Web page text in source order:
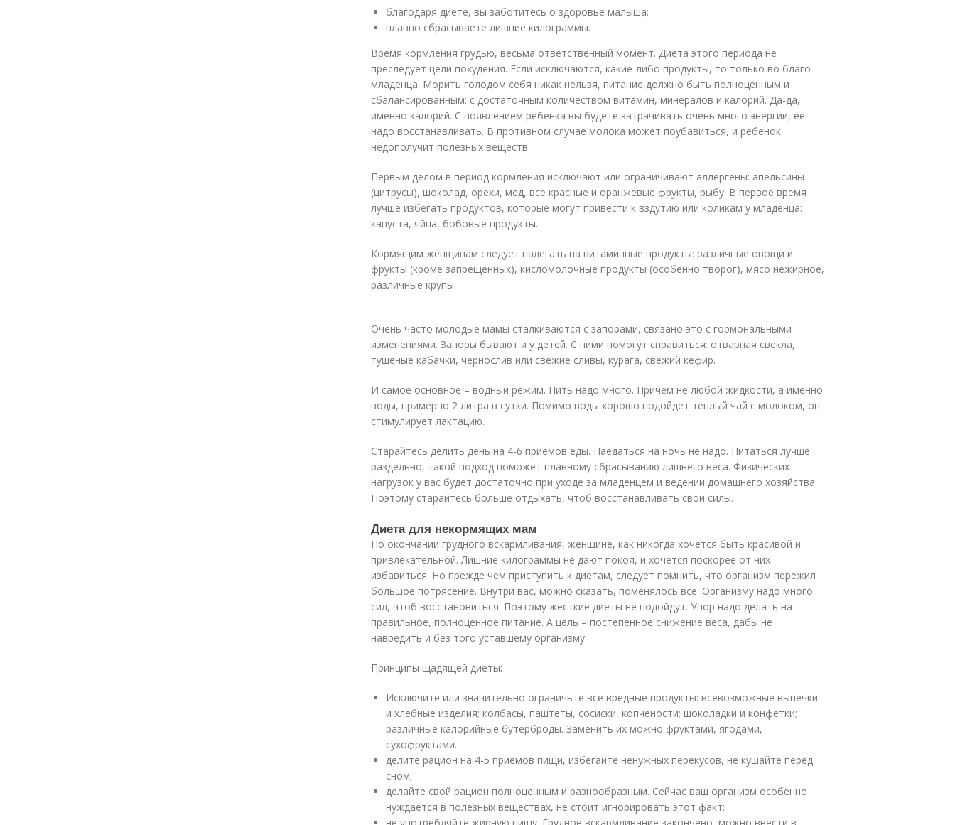
благодаря диете, вы заботитесь о здоровье малыша;
плавно сбрасываете лишние килограммы.
Время кормления грудью, весьма ответственный момент. Диета этого периода не
преследует цели похудения. Если исключаются, какие-либо продукты, то только во благо
младенца. Морить голодом себя никак нельзя, питание должно быть полноценным и
сбалансированным: с достаточным количеством витамин, минералов и калорий. Да-да,
именно калорий. С появлением ребенка вы будете затрачивать очень много энергии, ее
надо восстанавливать. В противном случае молока может поубавиться, и ребенок
недополучит полезных веществ.
Первым делом в период кормления исключают или ограничивают аллергены: апельсины
(цитрусы), шоколад, орехи, мед, все красные и оранжевые фрукты, рыбу. В первое время
лучше избегать продуктов, которые могут привести к вздутию или коликам у младенца:
капуста, яйца, бобовые продукты.
Кормящим женщинам следует налегать на витаминные продукты: различные овощи и
фрукты (кроме запрещенных), кисломолочные продукты (особенно творог), мясо нежирное,
различные крупы.
Очень часто молодые мамы сталкиваются с запорами, связано это с гормональными
изменениями. Запоры бывают и у детей. С ними помогут справиться: отварная свекла,
тушеные кабачки, чернослив или свежие сливы, курага, свежий кефир.
И самое основное – водный режим. Пить надо много. Причем не любой жидкости, а именно
воды, примерно 2 литра в сутки. Помимо воды хорошо подойдет теплый чай с молоком, он
стимулирует лактацию.
Старайтесь делить день на 4-6 приемов еды. Наедаться на ночь не надо. Питаться лучше
раздельно, такой подход поможет плавному сбрасыванию лишнего веса. Физических
нагрузок у вас будет достаточно при уходе за младенцем и ведении домашнего хозяйства.
Поэтому старайтесь больше отдыхать, чтоб восстанавливать свои силы.
Диета для некормящих мам
По окончании грудного вскармливания, женщине, как никогда хочется быть красивой и
привлекательной. Лишние килограммы не дают покоя, и хочется поскорее от них
избавиться. Но прежде чем приступить к диетам, следует помнить, что организм пережил
большое потрясение. Внутри вас, можно сказать, поменялось все. Организму надо много
сил, чтоб восстановиться. Поэтому жесткие диеты не подойдут. Упор надо делать на
правильное, полноценное питание. А цель – постепенное снижение веса, дабы не
навредить и без того уставшему организму.
Принципы щадящей диеты:
Исключите или значительно ограничьте все вредные продукты: всевозможные выпечки
и хлебные изделия; колбасы, паштеты, сосиски, копчености; шоколадки и конфетки;
различные калорийные бутерброды. Заменить их можно фруктами, ягодами,
сухофруктами.
делите рацион на 4-5 приемов пищи, избегайте ненужных перекусов, не кушайте перед
сном;
делайте свой рацион полноценным и разнообразным. Сейчас ваш организм особенно
нуждается в полезных веществах, не стоит игнорировать этот факт;